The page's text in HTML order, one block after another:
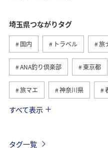
埼玉県つながりタグ
国内 トラベル 旅
ANA釣り倶楽部 東京都
旅マエ 神奈川県
川 ANA Pocket
すべて表示
タグ一覧